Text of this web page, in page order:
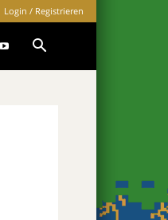
Login / Registrieren